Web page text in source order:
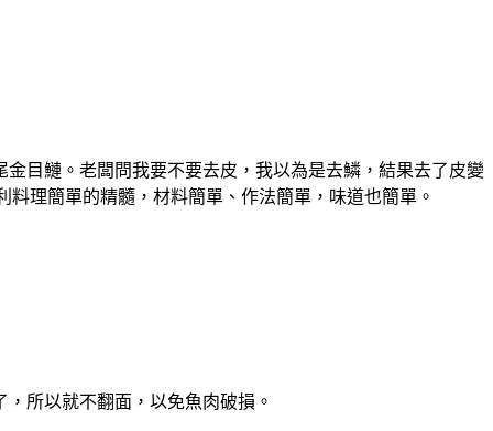
目鰱。老闆問我要不要去皮，我以為是去鱗，結果去了皮變
理簡單的精髓，材料簡單、作法簡單，味道也簡單。
所以就不翻面，以免魚肉破損。